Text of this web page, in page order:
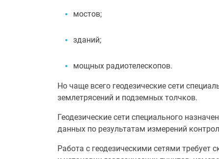
мостов;
зданий;
мощных радиотелескопов.
Но чаще всего геодезические сети
землетрясений и подземных толчков.
Геодезические сети специального
данных по результатам измерений
Работа с геодезическими сетями требует